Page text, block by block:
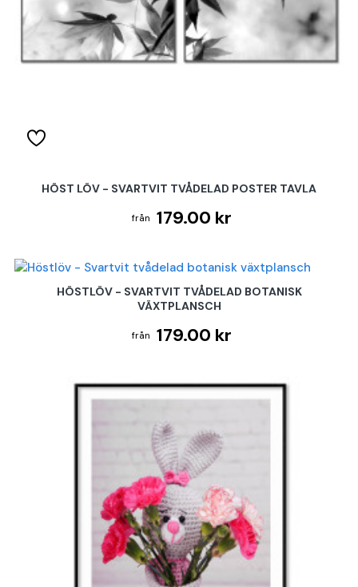
HÖST LÖV - SVARTVIT TVÅDELAD POSTER TAVLA
179.00 kr
HÖSTLÖV - SVARTVIT TVÅDELAD BOTANISK
VÄXTPLANSCH
179.00 kr